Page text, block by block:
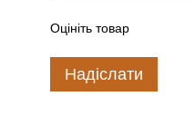
Оцініть товар
Надіслати